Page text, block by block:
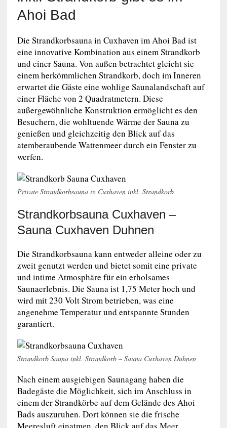
Ahoi Bad
Die Strandkorbsauna in Cuxhaven im Ahoi Bad ist
eine innovative Kombination aus einem Strandkorb
und einer Sauna. Von außen betrachtet gleicht sie
einem herkömmlichen Strandkorb, doch im Inneren
erwartet die Gäste eine wohlige Saunalandschaft auf
einer Fläche von 2 Quadratmetern. Diese
außergewöhnliche Konstruktion ermöglicht es den
Besuchern, die wohltuende Wärme der Sauna zu
genießen und gleichzeitig den Blick auf das
atemberaubende Wattenmeer durch ein Fenster zu
werfen.
Private Strandkorbsauna in Cuxhaven inkl. Strandkorb
Strandkorbsauna Cuxhaven –
Sauna Cuxhaven Duhnen
Die Strandkorbsauna kann entweder alleine oder zu
zweit genutzt werden und bietet somit eine private
und intime Atmosphäre für ein erholsames
Saunaerlebnis. Die Sauna ist 1,75 Meter hoch und
wird mit 230 Volt Strom betrieben, was eine
angenehme Temperatur und entspannte Stunden
garantiert.
Strandkorb Sauna inkl. Strandkorb – Sauna Cuxhaven Duhnen
Nach einem ausgiebigen Saunagang haben die
Badegäste die Möglichkeit, sich im Anschluss in
einem der Strandkörbe auf dem Gelände des Ahoi
Bads auszuruhen. Dort können sie die frische